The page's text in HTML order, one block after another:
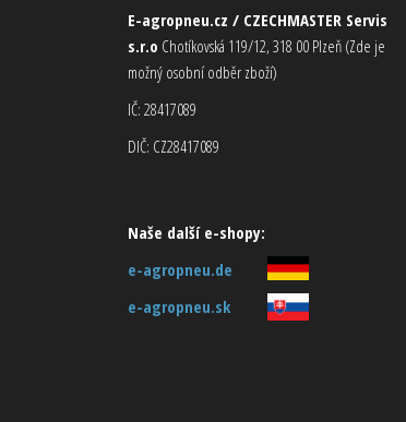
E-agropneu.cz / CZECHMASTER Servis
s.r.o Chotíkovská 119/12, 318 00 Plzeň (Zde je
možný osobní odběr zboží)
IČ: 28417089
DIČ: CZ28417089
Naše další e-shopy:
e-agropneu.de
e-agropneu.sk